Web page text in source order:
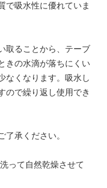
で吸水性に優れていま
取ることから、テーブ
きの水滴が落ちにくい
なくなります。吸水し
ので繰り返し使用でき
承ください。
って自然乾燥させて